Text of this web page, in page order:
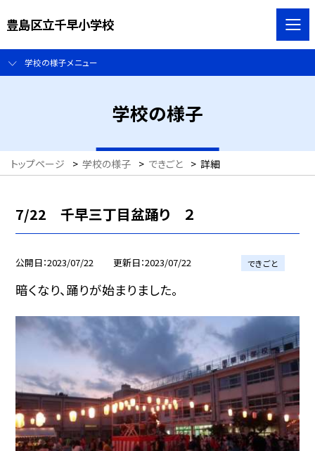
豊島区立千早小学校
学校の様子メニュー
学校の様子
トップページ > 学校の様子 > できごと > 詳細
7/22 千早三丁目盆踊り ２
公開日 2023/07/22 更新日 2023/07/22 できごと
暗くなり、踊りが始まりました。